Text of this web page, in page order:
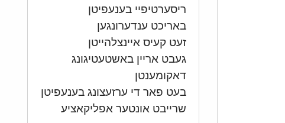
ריסערטיפיי בענעפיטן
באריכט ענדערונגען
זעט קעיס איינצלהייטן
געבט אריין באשטעטיגונג
דאקומענטן
בעט פאר די ערזעצונג בענעפיטן
שרייבט אונטער אפליקאציע